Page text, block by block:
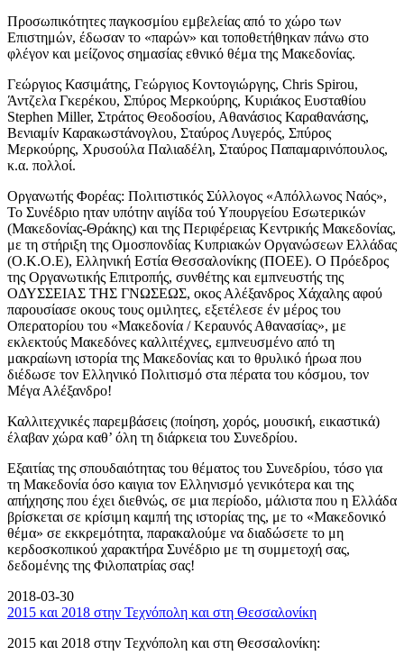
Προσωπικότητες παγκοσμίου εμβελείας από το χώρο των
Επιστημών, έδωσαν το «παρών» και τοποθετήθηκαν πάνω στο
φλέγον και μείζονος σημασίας εθνικό θέμα της Μακεδονίας.
Γεώργιος Κασιμάτης, Γεώργιος Κοντογιώργης, Chris Spirou,
Άντζελα Γκερέκου, Σπύρος Μερκούρης, Κυριάκος Ευσταθίου
Stephen Miller, Στράτος Θεοδοσίου, Αθανάσιος Καραθανάσης,
Βενιαμίν Καρακωστάνογλου, Σταύρος Λυγερός, Σπύρος
Μερκούρης, Χρυσούλα Παλιαδέλη, Σταύρος Παπαμαρινόπουλος,
κ.α. πολλοί.
Οργανωτής Φορέας: Πολιτιστικός Σύλλογος «Απόλλωνος Ναός»,
Το Συνέδριο ηταν υπότην αιγίδα τού Υπουργείου Εσωτερικών
(Μακεδονίας-Θράκης) και της Περιφέρειας Κεντρικής Μακεδονίας,
με τη στήριξη της Ομοσπονδίας Κυπριακών Οργανώσεων Ελλάδας
(Ο.Κ.Ο.Ε), Ελληνική Εστία Θεσσαλονίκης (ΠΟΕΕ). Ο Πρόεδρος
της Οργανωτικής Επιτροπής, συνθέτης και εμπνευστής της
ΟΔΥΣΣΕΙΑΣ ΤΗΣ ΓΝΩΣΕΩΣ, οκος Αλέξανδρος Χάχαλης αφού
παρουσίασε οκους τους ομιλητες, εξετέλεσε έν μέρος του
Οπερατορίου του «Μακεδονία / Κεραυνός Αθανασίας», με
εκλεκτούς Μακεδόνες καλλιτέχνες, εμπνευσμένο από τη
μακραίωνη ιστορία της Μακεδονίας και το θρυλικό ήρωα που
διέδωσε τον Ελληνικό Πολιτισμό στα πέρατα του κόσμου, τον
Μέγα Αλέξανδρο!
Καλλιτεχνικές παρεμβάσεις (ποίηση, χορός, μουσική, εικαστικά)
έλαβαν χώρα καθ’ όλη τη διάρκεια του Συνεδρίου.
Εξαιτίας της σπουδαιότητας του θέματος του Συνεδρίου, τόσο για
τη Μακεδονία όσο καιγια τον Ελληνισμό γενικότερα και της
απήχησης που έχει διεθνώς, σε μια περίοδο, μάλιστα που η Ελλάδα
βρίσκεται σε κρίσιμη καμπή της ιστορίας της, με το «Μακεδονικό
θέμα» σε εκκρεμότητα, παρακαλούμε να διαδώσετε το μη
κερδοσκοπικού χαρακτήρα Συνέδριο με τη συμμετοχή σας,
δεδομένης της Φιλοπατρίας σας!
2018-03-30
2015 και 2018 στην Τεχνόπολη και στη Θεσσαλονίκη
2015 και 2018 στην Τεχνόπολη και στη Θεσσαλονίκη: